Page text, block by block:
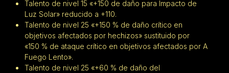
Talento de nivel 15 «+150 de daño para Impacto de
Luz Solar» reducido a +110.
Talento de nivel 25 «+150 % de daño crítico en
objetivos afectados por hechizos» sustituido por
«150 % de ataque crítico en objetivos afectados por A
Fuego Lento».
Talento de nivel 25 «+60 % de daño del